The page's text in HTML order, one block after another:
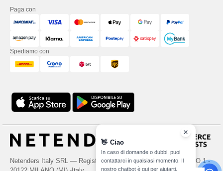
Paga con
Spediamo con
Netenders Italy SRL — Registered office GALLERIA DEL CORSO 1 -
👋 Ciao
In caso di domande o dubbi, puoi
contattarci in qualsiasi momento. Il
nostro chatbot è qui per aiutarti.